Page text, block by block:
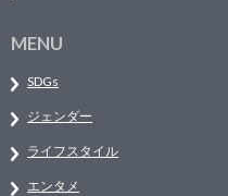
MENU
SDGs
ジェンダー
ライフスタイル
エンタメ